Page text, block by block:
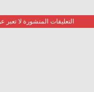
التعليقات المنشورة لا